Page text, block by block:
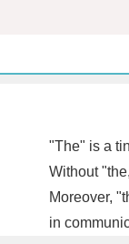
"The" is a
Without
Moreover,
in